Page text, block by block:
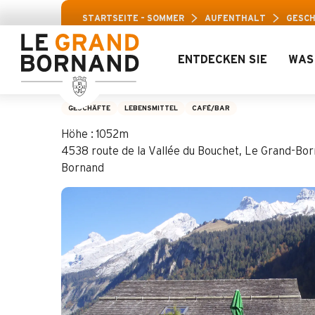
au
contenu
principal
Aravis-
ENTDECKEN SIE
STARTSEITE – SOMMER AUFENTHALT
Bar Le Rocher
GESCHÄFTE LEBENSMITTEL CAFÉ/BAR
Höhe : 1052m
4538 route de la Vallée du Bouchet, Le Grand-
Bornand